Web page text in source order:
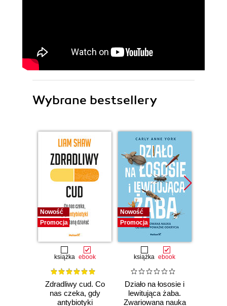
Wybrane bestsellery
Nowość
Promocja
książka ebook
Zdradliwy cud. Co
nas czeka, gdy
antybiotyki
Nowość
Promocja
książka ebook
Działo na łososie i
lewitująca żaba.
Zwariowana nauka